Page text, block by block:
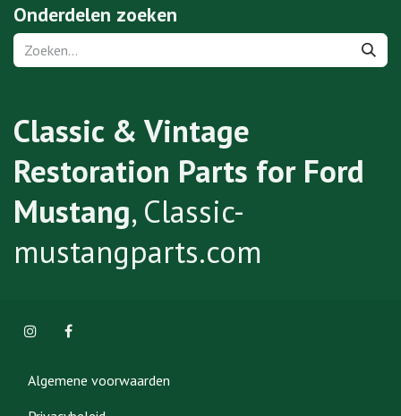
Onderdelen zoeken
Classic & Vintage
Restoration Parts for Ford
Mustang, Classic-
mustangparts.com
Algemene voorwaarden